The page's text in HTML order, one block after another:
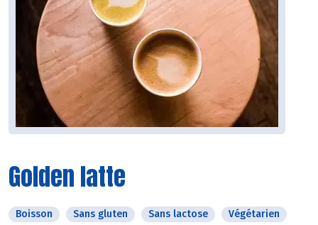
Golden latte
Boisson Sans gluten Sans lactose
Végétarien